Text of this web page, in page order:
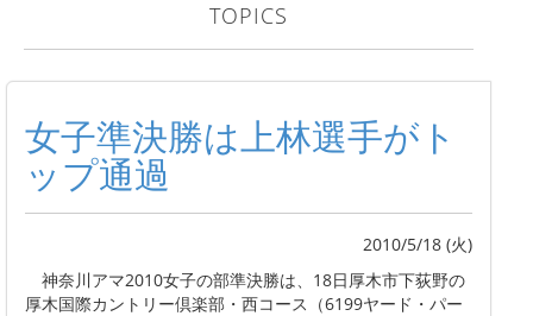
TOPICS
女子準決勝は上林選手がト
ップ通過
2010/5/18 (火)
神奈川アマ2010女子の部準決勝は、18日厚木市下荻野の
厚木国際カントリー倶楽部・西コース（6199ヤード・パー